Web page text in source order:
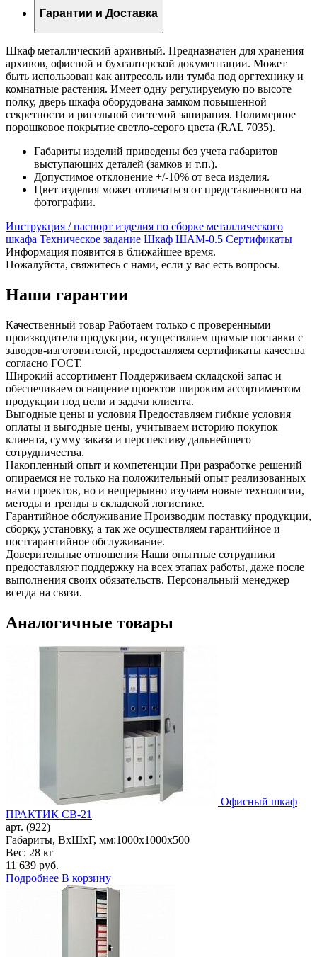
Гарантии и Доставка
Шкаф металлический архивный. Предназначен для хранения
архивов, офисной и бухгалтерской документации. Может
быть использован как антресоль или тумба под оргтехнику и
комнатные растения. Имеет одну регулируемую по высоте
полку, дверь шкафа оборудована замком повышенной
секретности и ригельной системой запирания. Полимерное
порошковое покрытие светло-серого цвета (RAL 7035).
Габариты изделий приведены без учета габаритов
выступающих деталей (замков и т.п.).
Допустимое отклонение +/-10% от веса изделия.
Цвет изделия может отличаться от представленного на
фотографии.
Инструкция / паспорт изделия по сборке металлического
шкафа Техническое задание Шкаф ШАМ-0.5 Сертификаты
Информация появится в ближайшее время.
Пожалуйста, свяжитесь с нами, если у вас есть вопросы.
Наши гарантии
Качественный товар Работаем только с проверенными
производителя продукции, осуществляем прямые поставки с
заводов-изготовителей, предоставляем сертификаты качества
согласно ГОСТ.
Широкий ассортимент Поддерживаем складской запас и
обеспечиваем оснащение проектов широким ассортиментом
продукции под цели и задачи клиента.
Выгодные цены и условия Предоставляем гибкие условия
оплаты и выгодные цены, учитываем историю покупок
клиента, сумму заказа и перспективу дальнейшего
сотрудничества.
Накопленный опыт и компетенции При разработке решений
опираемся не только на положительный опыт реализованных
нами проектов, но и непрерывно изучаем новые технологии,
методы и тренды в складской логистике.
Гарантийное обслуживание Производим поставку продукции,
сборку, установку, а так же осуществляем гарантийное и
постгарантийное обслуживание.
Доверительные отношения Наши опытные сотрудники
предоставляют поддержку на всех этапах работы, даже после
выполнения своих обязательств. Персональный менеджер
всегда на связи.
Аналогичные товары
Офисный шкаф
ПРАКТИК CB-21
арт. (922)
Габариты, ВxШxГ, мм:1000x1000x500
Вес: 28 кг
11 639 руб.
Подробнее В корзину